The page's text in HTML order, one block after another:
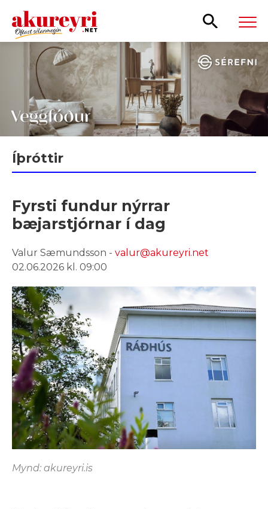
Leita
Íþróttir
Fyrsti fundur nýrrar
bæjarstjórnar í dag
Valur Sæmundsson - valur@akureyri.net
02.06.2026 kl. 09:00
Mynd: akureyri.is